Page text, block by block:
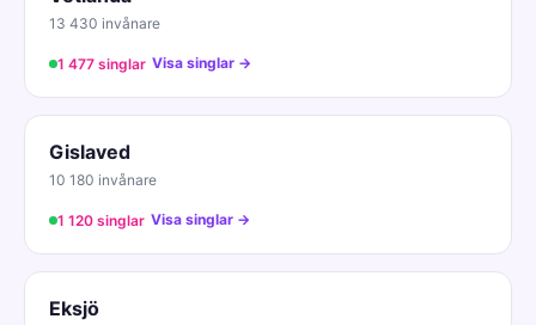
13 430 invånare
1 477 singlar Visa singlar →
Gislaved
10 180 invånare
1 120 singlar Visa singlar →
Eksjö